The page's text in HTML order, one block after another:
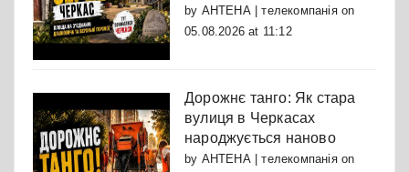
by АНТЕНА | телекомпаніяon
05.08.2026 at 11:12
Дорожнє танго: Як стара
вулиця в Черкасах
народжується наново
by АНТЕНА | телекомпаніяon